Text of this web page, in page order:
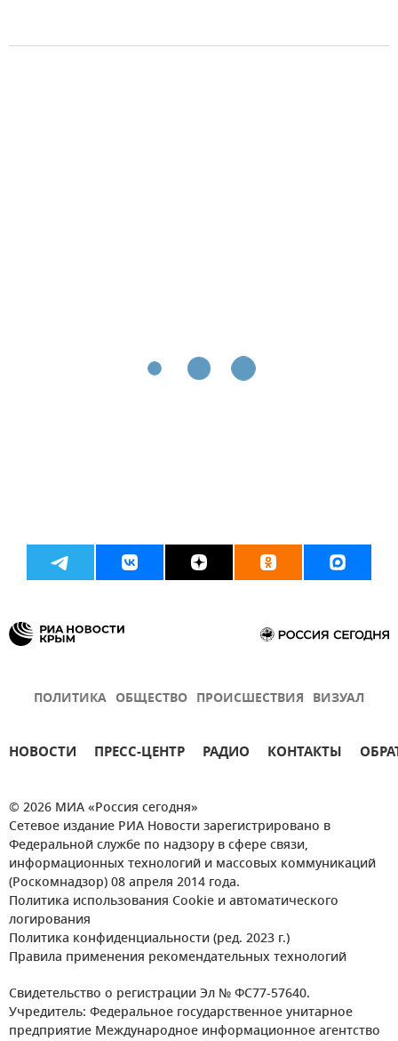
ПОЛИТИКА ОБЩЕСТВО ПРОИСШЕСТВИЯ ВИЗУАЛ
НОВОСТИ ПРЕСС-ЦЕНТР РАДИО КОНТАКТЫ
© 2026 МИА «Россия сегодня»
Сетевое издание РИА Новости зарегистрировано в
Федеральной службе по надзору в сфере связи,
информационных технологий и массовых коммуникаций
(Роскомнадзор) 08 апреля 2014 года.
Политика использования Cookie и автоматического
логирования
Политика конфиденциальности (ред. 2023 г.)
Правила применения рекомендательных технологий
Свидетельство о регистрации Эл № ФС77-57640.
Учредитель: Федеральное государственное унитарное
предприятие Международное информационное агентство